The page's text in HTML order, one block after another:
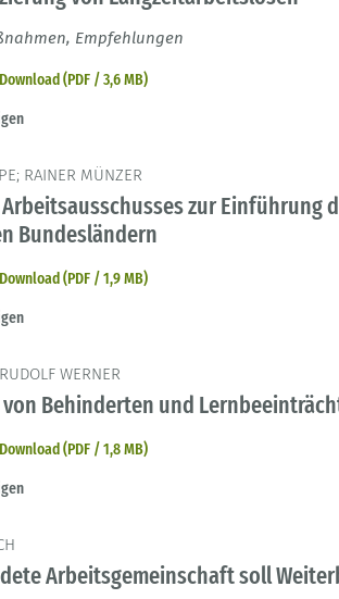
Empfehlungen
(PDF / 3,6 MB)
RAINER MÜNZER
zur Einführung
Bundesländern
(PDF / 1,9 MB)
WERNER
Behinderten und
(PDF / 1,8 MB)
Arbeitsgemeinschaft soll